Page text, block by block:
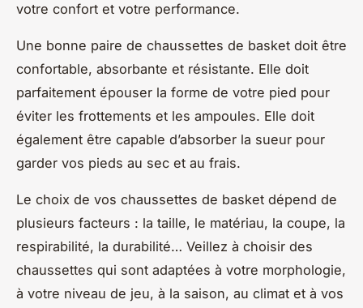
votre confort et votre performance.
Une bonne paire de chaussettes de basket doit être
confortable, absorbante et résistante. Elle doit
parfaitement épouser la forme de votre pied pour
éviter les frottements et les ampoules. Elle doit
également être capable d’absorber la sueur pour
garder vos pieds au sec et au frais.
Le choix de vos chaussettes de basket dépend de
plusieurs facteurs : la taille, le matériau, la coupe, la
respirabilité, la durabilité… Veillez à choisir des
chaussettes qui sont adaptées à votre morphologie,
à votre niveau de jeu, à la saison, au climat et à vos